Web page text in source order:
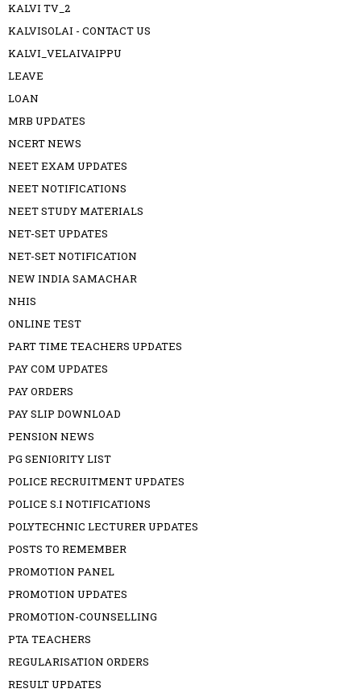
KALVI TV_2
KALVISOLAI - CONTACT US
KALVI_VELAIVAIPPU
LEAVE
LOAN
MRB UPDATES
NCERT NEWS
NEET EXAM UPDATES
NEET NOTIFICATIONS
NEET STUDY MATERIALS
NET-SET UPDATES
NET-SET NOTIFICATION
NEW INDIA SAMACHAR
NHIS
ONLINE TEST
PART TIME TEACHERS UPDATES
PAY COM UPDATES
PAY ORDERS
PAY SLIP DOWNLOAD
PENSION NEWS
PG SENIORITY LIST
POLICE RECRUITMENT UPDATES
POLICE S.I NOTIFICATIONS
POLYTECHNIC LECTURER UPDATES
POSTS TO REMEMBER
PROMOTION PANEL
PROMOTION UPDATES
PROMOTION-COUNSELLING
PTA TEACHERS
REGULARISATION ORDERS
RESULT UPDATES